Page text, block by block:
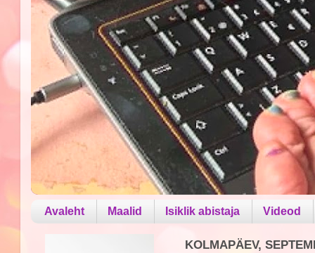
Avaleht Maalid Isiklik abistaja Videod
KOLMAPÄEV,